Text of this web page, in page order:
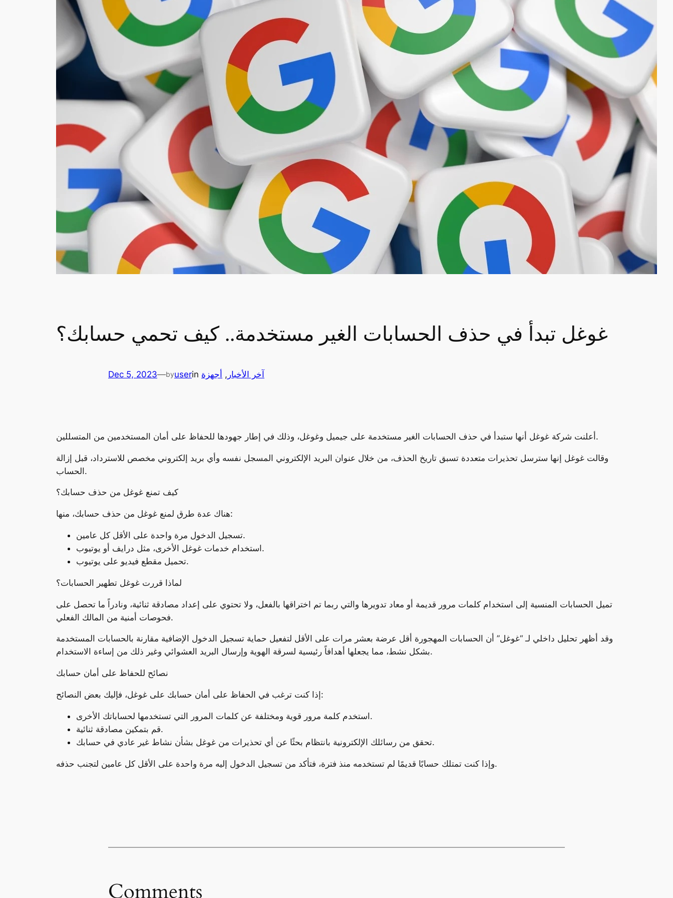
غوغل تبدأ في حذف الحسابات الغير مستخدمة.. كيف تحمي حسابك؟
Dec 5, 2023—byuserin آخر الأخبار , أجهزة
أعلنت شركة غوغل أنها ستبدأ في حذف الحسابات الغير مستخدمة على جيميل وغوغل، وذلك في إطار جهودها للحفاظ على أمان المستخدمين من المتسللين.
وقالت غوغل إنها سترسل تحذيرات متعددة تسبق تاريخ الحذف، من خلال عنوان البريد الإلكتروني المسجل نفسه وأي بريد إلكتروني مخصص للاسترداد، قبل إزالة
الحساب.
كيف تمنع غوغل من حذف حسابك؟
هناك عدة طرق لمنع غوغل من حذف حسابك، منها:
تسجيل الدخول مرة واحدة على الأقل كل عامين.
استخدام خدمات غوغل الأخرى، مثل درايف أو يوتيوب.
تحميل مقطع فيديو على يوتيوب.
لماذا قررت غوغل تطهير الحسابات؟
تميل الحسابات المنسية إلى استخدام كلمات مرور قديمة أو معاد تدويرها والتي ربما تم اختراقها بالفعل، ولا تحتوي على إعداد مصادقة ثنائية، ونادراً ما تحصل على
فحوصات أمنية من المالك الفعلي.
وقد أظهر تحليل داخلي لـ “غوغل” أن الحسابات المهجورة أقل عرضة بعشر مرات على الأقل لتفعيل حماية تسجيل الدخول الإضافية مقارنة بالحسابات المستخدمة
بشكل نشط، مما يجعلها أهدافاً رئيسية لسرقة الهوية وإرسال البريد العشوائي وغير ذلك من إساءة الاستخدام.
نصائح للحفاظ على أمان حسابك
إذا كنت ترغب في الحفاظ على أمان حسابك على غوغل، فإليك بعض النصائح:
استخدم كلمة مرور قوية ومختلفة عن كلمات المرور التي تستخدمها لحساباتك الأخرى.
قم بتمكين مصادقة ثنائية.
تحقق من رسائلك الإلكترونية بانتظام بحثًا عن أي تحذيرات من غوغل بشأن نشاط غير عادي في حسابك.
وإذا كنت تمتلك حسابًا قديمًا لم تستخدمه منذ فترة، فتأكد من تسجيل الدخول إليه مرة واحدة على الأقل كل عامين لتجنب حذفه.
Comments